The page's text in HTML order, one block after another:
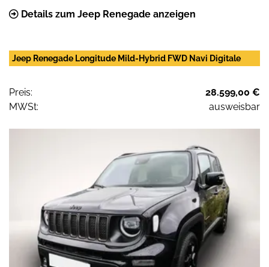
Details zum Jeep Renegade anzeigen
Jeep Renegade Longitude Mild-Hybrid FWD Navi Digitale
Preis:
28.599,00 €
MWSt:
ausweisbar